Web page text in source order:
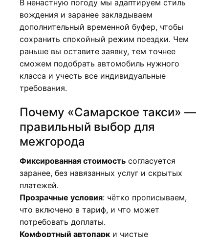
В ненастную погоду мы адаптируем стиль
вождения и заранее закладываем
дополнительный временной буфер, чтобы
сохранить спокойный режим поездки. Чем
раньше вы оставите заявку, тем точнее
сможем подобрать автомобиль нужного
класса и учесть все индивидуальные
требования.
Почему «Самарское такси» —
правильный выбор для
межгорода
Фиксированная стоимость согласуется
заранее, без навязанных услуг и скрытых
платежей.
Прозрачные условия: чётко прописываем,
что включено в тариф, и что может
потребовать доплаты.
Комфортный автопарк и чистые